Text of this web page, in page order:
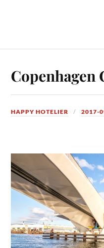
Copenhagen
HAPPY HOTELIER 2017-